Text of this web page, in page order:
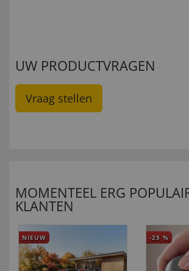
UW PRODUCTVRAGEN
Vraag stellen
MOMENTEEL ERG
KLANTEN
NIEUW -25 %